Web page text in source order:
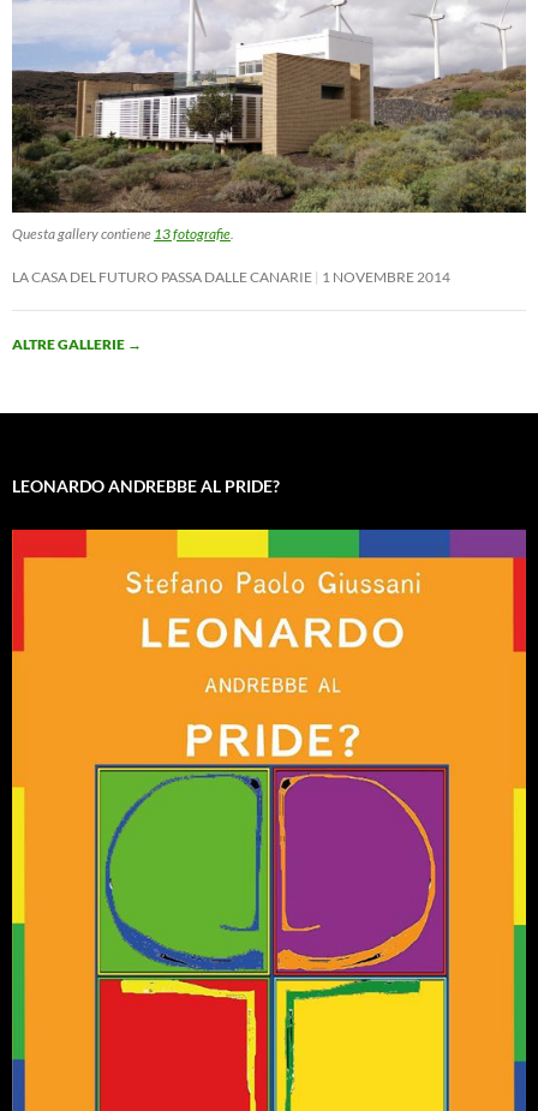
Questa gallery contiene 13 fotografie
LA CASA DEL FUTURO PASSA DALLE CANARIE 1 NOVEMBRE 2014
ALTRE GALLERIE →
LEONARDO ANDREBBE AL PRIDE?